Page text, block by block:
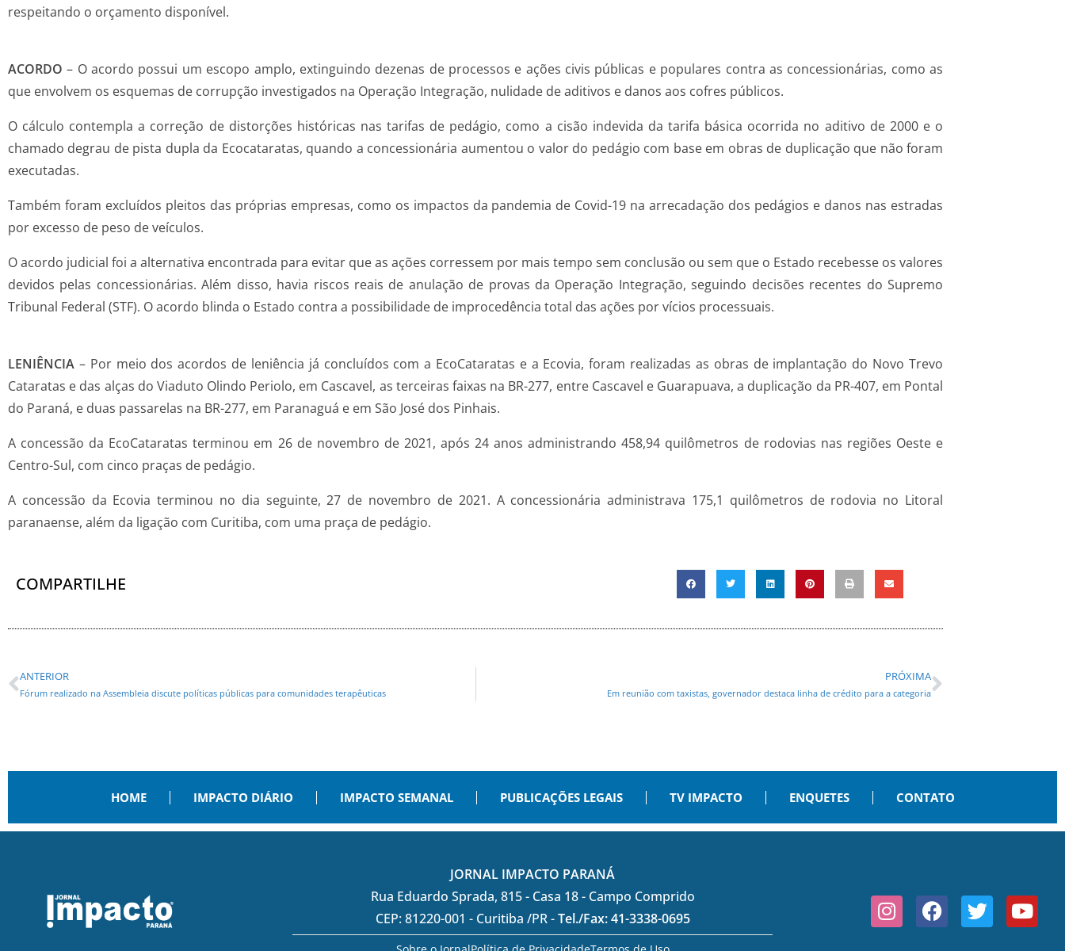
respeitando o orçamento disponível.
ACORDO – O acordo possui um escopo amplo, extinguindo dezenas de processos e ações civis públicas e populares contra as concessionárias, como as
que envolvem os esquemas de corrupção investigados na Operação Integração, nulidade de aditivos e danos aos cofres públicos.
O cálculo contempla a correção de distorções históricas nas tarifas de pedágio, como a cisão indevida da tarifa básica ocorrida no aditivo de 2000 e o
chamado degrau de pista dupla da Ecocataratas, quando a concessionária aumentou o valor do pedágio com base em obras de duplicação que não foram
executadas.
Também foram excluídos pleitos das próprias empresas, como os impactos da pandemia de Covid-19 na arrecadação dos pedágios e danos nas estradas
por excesso de peso de veículos.
O acordo judicial foi a alternativa encontrada para evitar que as ações corressem por mais tempo sem conclusão ou sem que o Estado recebesse os valores
devidos pelas concessionárias. Além disso, havia riscos reais de anulação de provas da Operação Integração, seguindo decisões recentes do Supremo
Tribunal Federal (STF). O acordo blinda o Estado contra a possibilidade de improcedência total das ações por vícios processuais.
LENIÊNCIA – Por meio dos acordos de leniência já concluídos com a EcoCataratas e a Ecovia, foram realizadas as obras de implantação do Novo Trevo
Cataratas e das alças do Viaduto Olindo Periolo, em Cascavel, as terceiras faixas na BR-277, entre Cascavel e Guarapuava, a duplicação da PR-407, em Pontal
do Paraná, e duas passarelas na BR-277, em Paranaguá e em São José dos Pinhais.
A concessão da EcoCataratas terminou em 26 de novembro de 2021, após 24 anos administrando 458,94 quilômetros de rodovias nas regiões Oeste e
Centro-Sul, com cinco praças de pedágio.
A concessão da Ecovia terminou no dia seguinte, 27 de novembro de 2021. A concessionária administrava 175,1 quilômetros de rodovia no Litoral
paranaense, além da ligação com Curitiba, com uma praça de pedágio.
COMPARTILHE
ANTERIOR
Fórum realizado na Assembleia discute políticas públicas para comunidades terapêuticas
PRÓXIMA
Em reunião com taxistas, governador destaca linha de crédito para a categoria
HOME IMPACTO DIÁRIO IMPACTO SEMANAL PUBLICAÇÕES LEGAIS TV IMPACTO ENQUETES CONTATO
JORNAL IMPACTO PARANÁ
Rua Eduardo Sprada, 815 - Casa 18 - Campo Comprido
CEP: 81220-001 - Curitiba /PR -Tel./Fax: 41-3338-0695